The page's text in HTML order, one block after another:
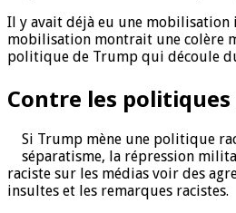
Il y avait déjà eu une mobilisation
mobilisation montrait une colère
politique de Trump qui découle
Contre les
Si Trump mène une politique
séparatisme, la répression
raciste sur les médias voir des
insultes et les remarques racistes.